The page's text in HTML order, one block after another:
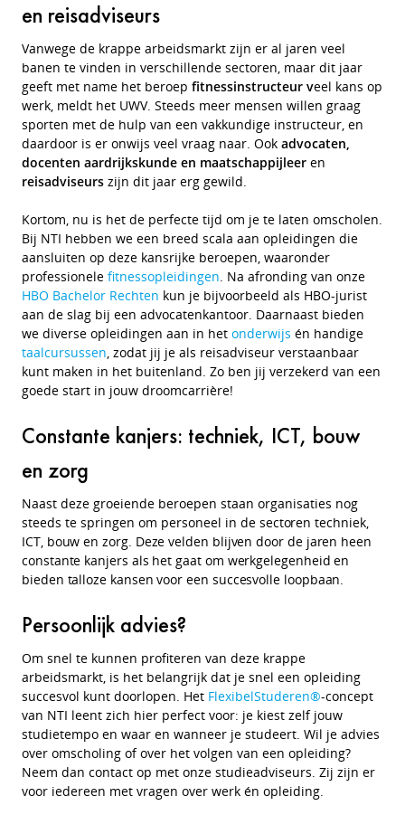
en reisadviseurs
Vanwege de krappe arbeidsmarkt zijn er al jaren veel
banen te vinden in verschillende sectoren, maar dit jaar
geeft met name het beroep fitnessinstructeur veel kans op
werk, meldt het UWV. Steeds meer mensen willen graag
sporten met de hulp van een vakkundige instructeur, en
daardoor is er onwijs veel vraag naar. Ook advocaten,
docenten aardrijkskunde en maatschappijleer en
reisadviseurs zijn dit jaar erg gewild.
Kortom, nu is het de perfecte tijd om je te laten omscholen.
Bij NTI hebben we een breed scala aan opleidingen die
aansluiten op deze kansrijke beroepen, waaronder
professionele fitnessopleidingen. Na afronding van onze
HBO Bachelor Rechten kun je bijvoorbeeld als HBO-jurist
aan de slag bij een advocatenkantoor. Daarnaast bieden
we diverse opleidingen aan in het onderwijs én handige
taalcursussen, zodat jij je als reisadviseur verstaanbaar
kunt maken in het buitenland. Zo ben jij verzekerd van een
goede start in jouw droomcarrière!
Constante kanjers: techniek, ICT, bouw
en zorg
Naast deze groeiende beroepen staan organisaties nog
steeds te springen om personeel in de sectoren techniek,
ICT, bouw en zorg. Deze velden blijven door de jaren heen
constante kanjers als het gaat om werkgelegenheid en
bieden talloze kansen voor een succesvolle loopbaan.
Persoonlijk advies?
Om snel te kunnen profiteren van deze krappe
arbeidsmarkt, is het belangrijk dat je snel een opleiding
succesvol kunt doorlopen. Het FlexibelStuderen®-concept
van NTI leent zich hier perfect voor: je kiest zelf jouw
studietempo en waar en wanneer je studeert. Wil je advies
over omscholing of over het volgen van een opleiding?
Neem dan contact op met onze studieadviseurs. Zij zijn er
voor iedereen met vragen over werk én opleiding.